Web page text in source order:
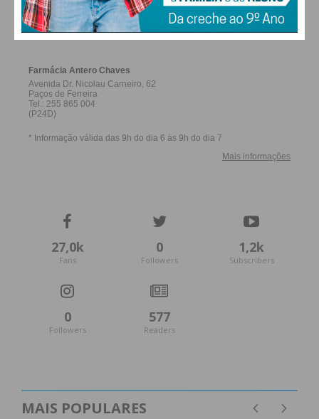
FARMACIAS DE SERVIÇO EM PAÇOS DE
FERREIRA
27,0k
Fans
0
Followers
1,2k
Subscribers
0
Followers
577
Readers
MAIS POPULARES